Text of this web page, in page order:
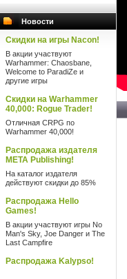
Новости
Скидки на игры Nacon!
В акции участвуют
Warhammer: Chaosbane,
Welcome to ParadiZe и
другие игры
Скидки на Warhammer
40,000: Rogue Trader!
Отличная CRPG по
Warhammer 40,000!
Распродажа издателя
META Publishing!
На каталог издателя
действуют скидки до 85%
Распродажа Hello
Games!
В акции участвуют игры No
Man's Sky, Joe Danger и The
Last Campfire
Распродажа Kalypso!